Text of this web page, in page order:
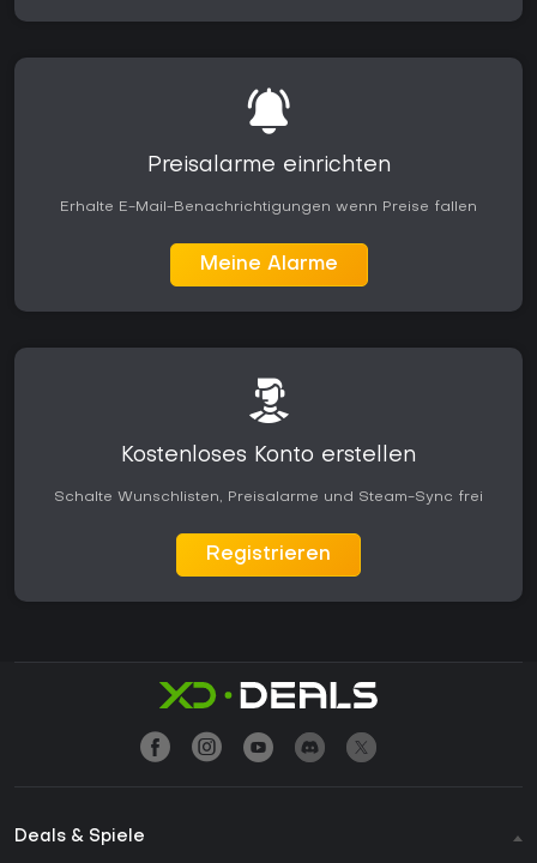
Preisalarme einrichten
Erhalte E-Mail-Benachrichtigungen wenn Preise fallen
Meine Alarme
Kostenloses Konto erstellen
Schalte Wunschlisten, Preisalarme und Steam-Sync frei
Registrieren
Deals & Spiele